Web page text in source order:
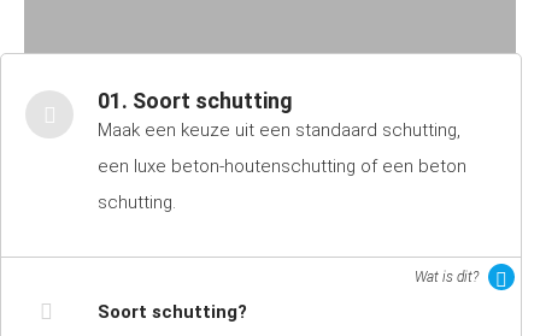
01. Soort schutting
Maak een keuze uit een standaard schutting,
een luxe beton-houtenschutting of een beton
schutting.
Wat is dit?
Soort schutting?